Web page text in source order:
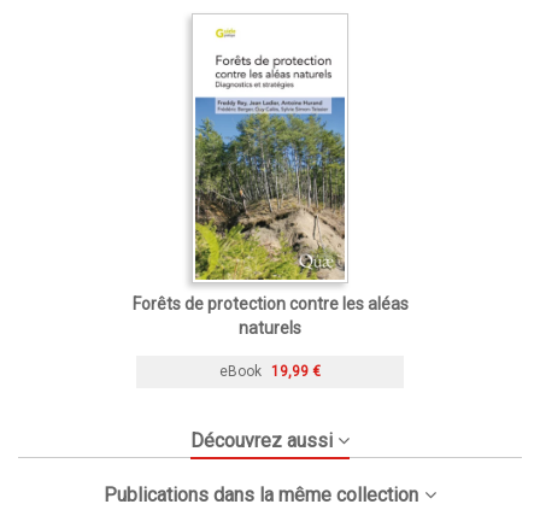
Forêts de protection contre les aléas
naturels
eBook 19,99 €
Découvrez aussi
Publications dans la même collection